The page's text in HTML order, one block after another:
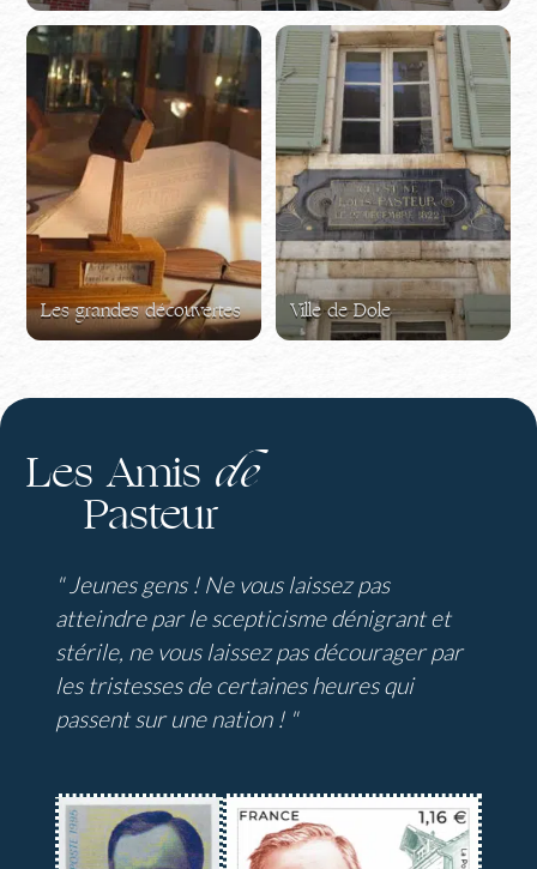
Les grandes découvertes Ville de Dole
Les Amis de
Pasteur
" Jeunes gens ! Ne vous laissez pas
atteindre par le scepticisme dénigrant et
stérile, ne vous laissez pas décourager par
les tristesses de certaines heures qui
passent sur une nation ! "